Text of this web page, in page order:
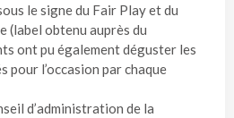
le signe du Fair Play et du
(label obtenu auprès du
ont pu également déguster les
pour l’occasion par chaque
d’administration de la